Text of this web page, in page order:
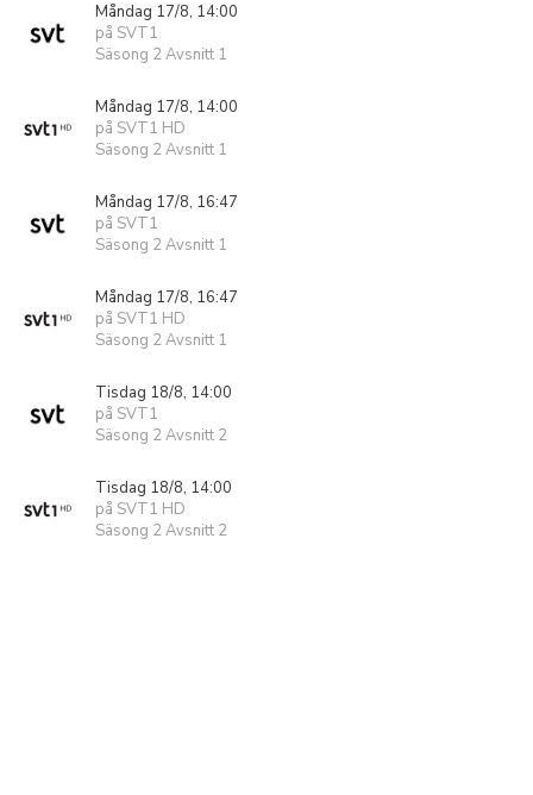
Måndag 17/8, 14:00
på SVT1
Säsong 2 Avsnitt 1
Måndag 17/8, 14:00
på SVT1 HD
Säsong 2 Avsnitt 1
Måndag 17/8, 16:47
på SVT1
Säsong 2 Avsnitt 1
Måndag 17/8, 16:47
på SVT1 HD
Säsong 2 Avsnitt 1
Tisdag 18/8, 14:00
på SVT1
Säsong 2 Avsnitt 2
Tisdag 18/8, 14:00
på SVT1 HD
Säsong 2 Avsnitt 2